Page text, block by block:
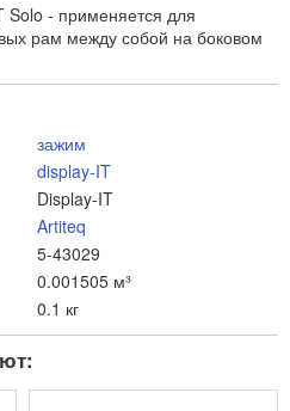
- применяется для
рам между собой на боковом
зажим
display-IT
Display-IT
Artiteq
5-43029
0.001505 м³
0.1 кг